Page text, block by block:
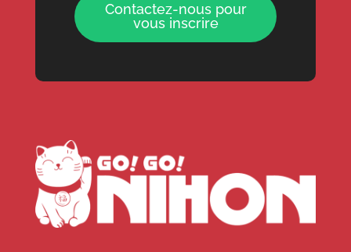
Contactez-nous pour
vous inscrire